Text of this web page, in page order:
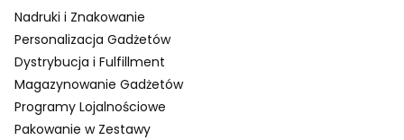
Nadruki i Znakowanie
Personalizacja Gadżetów
Dystrybucja i Fulfillment
Magazynowanie Gadżetów
Programy Lojalnościowe
Pakowanie w Zestawy